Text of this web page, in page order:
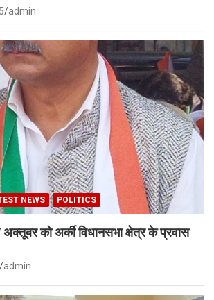
admin
NEWS POLITICS
को अर्की विधानसभा क्षेत्र के प्रवास
admin